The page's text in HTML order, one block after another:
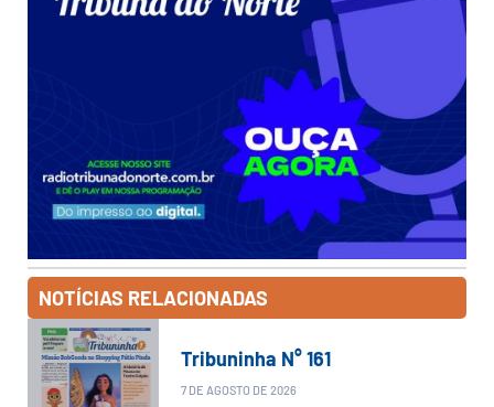
NOTÍCIAS RELACIONADAS
Tribuninha N° 161
7 DE AGOSTO DE 2026